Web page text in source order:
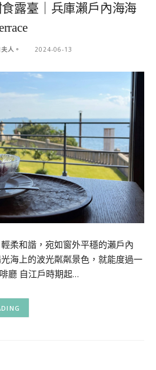
露臺｜兵庫瀨戶內海海
夫人。 2024-06-13
柔和諧，宛如窗外平穩的瀨戶內
海上的波光粼粼景色，就能度過一
廳 自江戶時期起…